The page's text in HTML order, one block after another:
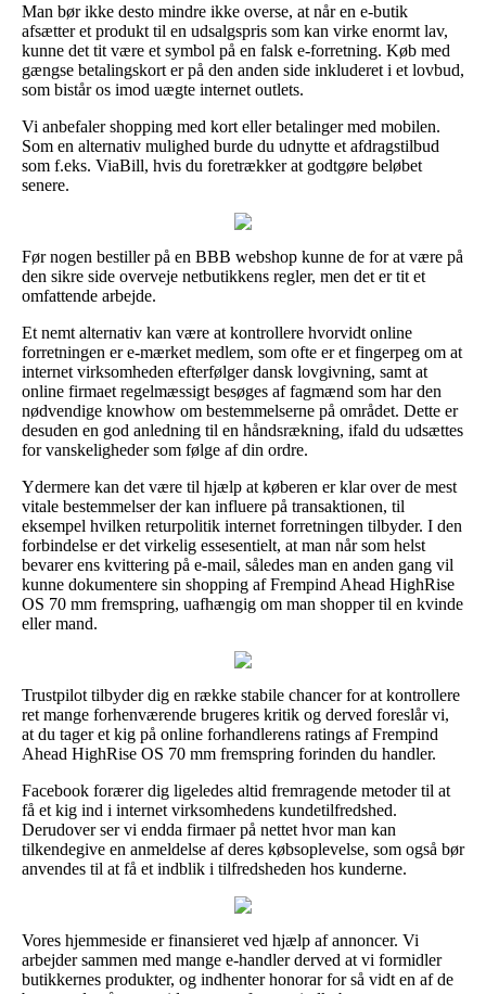
Man bør ikke desto mindre ikke overse, at når en e-butik
afsætter et produkt til en udsalgspris som kan virke enormt lav,
kunne det tit være et symbol på en falsk e-forretning. Køb med
gængse betalingskort er på den anden side inkluderet i et lovbud,
som bistår os imod uægte internet outlets.
Vi anbefaler shopping med kort eller betalinger med mobilen.
Som en alternativ mulighed burde du udnytte et afdragstilbud
som f.eks. ViaBill, hvis du foretrækker at godtgøre beløbet
senere.
Før nogen bestiller på en BBB webshop kunne de for at være på
den sikre side overveje netbutikkens regler, men det er tit et
omfattende arbejde.
Et nemt alternativ kan være at kontrollere hvorvidt online
forretningen er e-mærket medlem, som ofte er et fingerpeg om at
internet virksomheden efterfølger dansk lovgivning, samt at
online firmaet regelmæssigt besøges af fagmænd som har den
nødvendige knowhow om bestemmelserne på området. Dette er
desuden en god anledning til en håndsrækning, ifald du udsættes
for vanskeligheder som følge af din ordre.
Ydermere kan det være til hjælp at køberen er klar over de mest
vitale bestemmelser der kan influere på transaktionen, til
eksempel hvilken returpolitik internet forretningen tilbyder. I den
forbindelse er det virkelig essesentielt, at man når som helst
bevarer ens kvittering på e-mail, således man en anden gang vil
kunne dokumentere sin shopping af Frempind Ahead HighRise
OS 70 mm fremspring, uafhængig om man shopper til en kvinde
eller mand.
Trustpilot tilbyder dig en række stabile chancer for at kontrollere
ret mange forhenværende brugeres kritik og derved foreslår vi,
at du tager et kig på online forhandlerens ratings af Frempind
Ahead HighRise OS 70 mm fremspring forinden du handler.
Facebook forærer dig ligeledes altid fremragende metoder til at
få et kig ind i internet virksomhedens kundetilfredshed.
Derudover ser vi endda firmaer på nettet hvor man kan
tilkendegive en anmeldelse af deres købsoplevelse, som også bør
anvendes til at få et indblik i tilfredsheden hos kunderne.
Vores hjemmeside er finansieret ved hjælp af annoncer. Vi
arbejder sammen med mange e-handler derved at vi formidler
butikkernes produkter, og indhenter honorar for så vidt en af de